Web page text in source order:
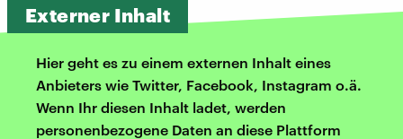
Externer Inhalt
Hier geht es zu einem externen Inhalt eines
Anbieters wie Twitter, Facebook, Instagram o.ä.
Wenn Ihr diesen Inhalt ladet, werden
personenbezogene Daten an diese Plattform